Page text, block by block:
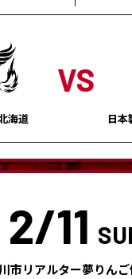
海道
VS
日本
2/11
市リアルター夢りん